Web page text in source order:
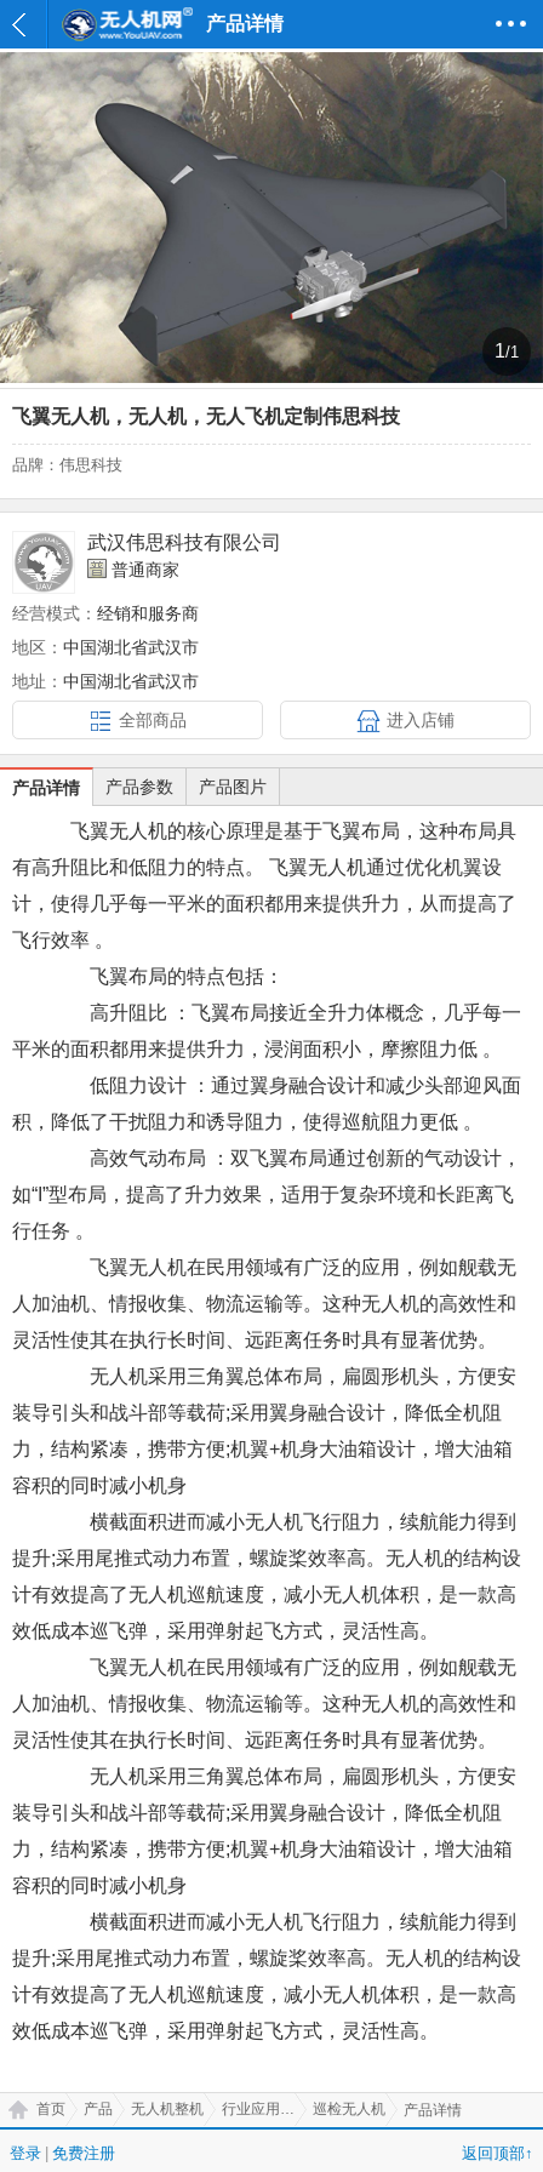
产品详情
1/1
飞翼无人机，无人机，无人飞机定制伟思科技
品牌：伟思科技
武汉伟思科技有限公司
普通商家
经营模式： 经销和服务商
地区： 中国湖北省武汉市
地址： 中国湖北省武汉市
全部商品
进入店铺
产品详情 产品参数 产品图片
飞翼无人机的核心原理是基于飞翼布局，这种布局具
有高升阻比和低阻力的特点。 飞翼无人机通过优化机翼设
计，使得几乎每一平米的面积都用来提供升力，从而提高了
飞行效率 。
飞翼布局的特点包括：
高升阻比 ：飞翼布局接近全升力体概念，几乎每一
平米的面积都用来提供升力，浸润面积小，摩擦阻力低 。
低阻力设计 ：通过翼身融合设计和减少头部迎风面
积，降低了干扰阻力和诱导阻力，使得巡航阻力更低 。
高效气动布局 ：双飞翼布局通过创新的气动设计，
如“I”型布局，提高了升力效果，适用于复杂环境和长距离飞
行任务 。
飞翼无人机在民用领域有广泛的应用，例如舰载无
人加油机、情报收集、物流运输等。这种无人机的高效性和
灵活性使其在执行长时间、远距离任务时具有显著优势。
无人机采用三角翼总体布局，扁圆形机头，方便安
装导引头和战斗部等载荷;采用翼身融合设计，降低全机阻
力，结构紧凑，携带方便;机翼+机身大油箱设计，增大油箱
容积的同时减小机身
横截面积进而减小无人机飞行阻力，续航能力得到
提升;采用尾推式动力布置，螺旋桨效率高。无人机的结构设
计有效提高了无人机巡航速度，减小无人机体积，是一款高
效低成本巡飞弹，采用弹射起飞方式，灵活性高。
飞翼无人机在民用领域有广泛的应用，例如舰载无
人加油机、情报收集、物流运输等。这种无人机的高效性和
灵活性使其在执行长时间、远距离任务时具有显著优势。
无人机采用三角翼总体布局，扁圆形机头，方便安
装导引头和战斗部等载荷;采用翼身融合设计，降低全机阻
力，结构紧凑，携带方便;机翼+机身大油箱设计，增大油箱
容积的同时减小机身
横截面积进而减小无人机飞行阻力，续航能力得到
提升;采用尾推式动力布置，螺旋桨效率高。无人机的结构设
计有效提高了无人机巡航速度，减小无人机体积，是一款高
效低成本巡飞弹，采用弹射起飞方式，灵活性高。
首页 产品 无人机整机 行业应用无人机 巡检无人机 产品详情
登录 免费注册 返回顶部↑